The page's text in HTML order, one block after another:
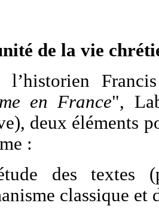
de la vie
l’historien
en France",
deux éléments
:
des textes
classique et